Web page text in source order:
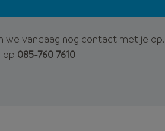
we vandaag nog contact met je op.
op 085-760 7610